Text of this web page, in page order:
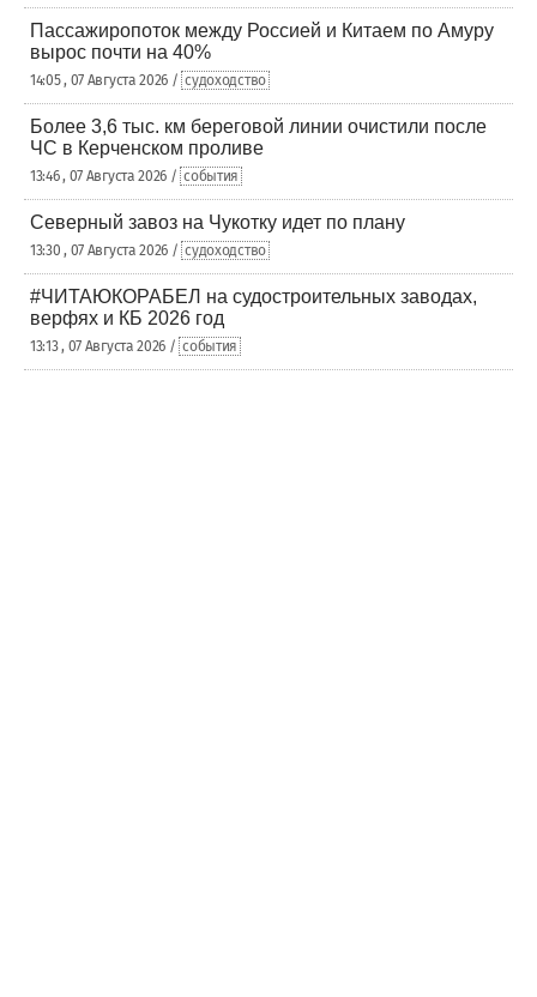
Пассажиропоток между Россией и Китаем по Амуру
вырос почти на 40%
14:05 , 07 Августа 2026 / судоходство
Более 3,6 тыс. км береговой линии очистили после
ЧС в Керченском проливе
13:46 , 07 Августа 2026 / события
Северный завоз на Чукотку идет по плану
13:30 , 07 Августа 2026 / судоходство
#ЧИТАЮКОРАБЕЛ на судостроительных заводах,
верфях и КБ 2026 год
13:13 , 07 Августа 2026 / события